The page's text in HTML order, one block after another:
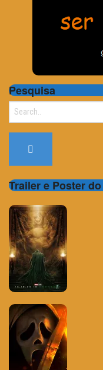
Pesquisa
Search
Trailer e Poster